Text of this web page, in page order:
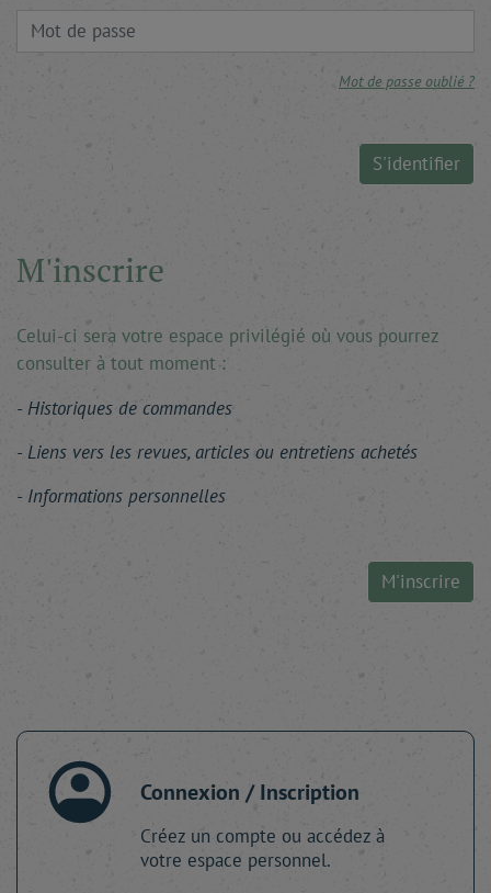
Mot de passe oublié ?
S'identifier
M'inscrire
Celui-ci sera votre espace privilégié où vous pourrez
consulter à tout moment :
Historiques de commandes
Liens vers les revues, articles ou entretiens achetés
Informations personnelles
M'inscrire
Connexion / Inscription
Créez un compte ou accédez à
votre espace personnel.